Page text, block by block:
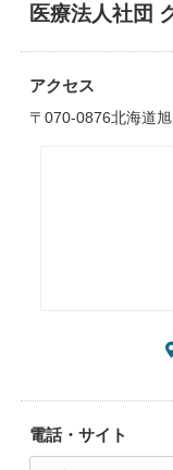
医療法人社団
アクセス
〒070-0876北海道
電話・サイト